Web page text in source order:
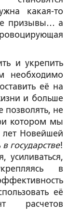
какая-то
призывы… а
и укрепить
необходимо
её на
и больше
позволять, не
котором мы
лет Новейшей
в государстве!
усиливаться,
в
её
расчетов